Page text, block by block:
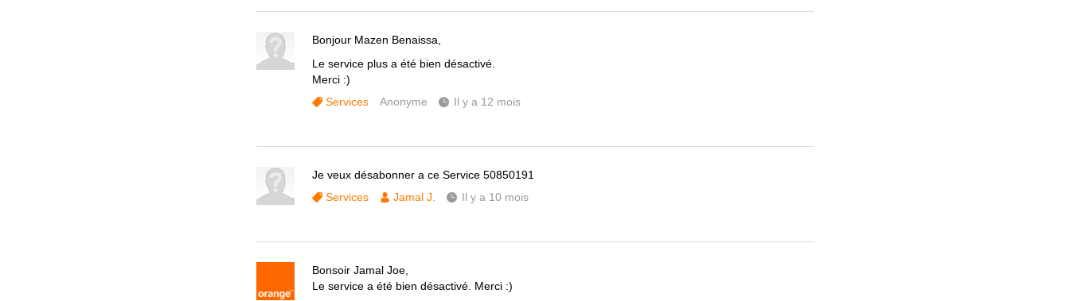
Bonjour Mazen Benaissa,
Le service plus a été bien désactivé.
Merci :)
Services
Anonyme Il y a 12 mois
Je veux désabonner a ce Service 50850191
Services
Jamal J. Il y a 10 mois
Bonsoir Jamal Joe,
Le service a été bien désactivé. Merci :)